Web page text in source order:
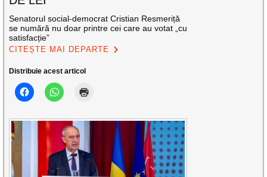
Senatorul social-democrat Cristian Resmeriță
se numără nu doar printre cei care au votat „cu
satisfacție”
CITEȘTE MAI DEPARTE
Distribuie acest articol